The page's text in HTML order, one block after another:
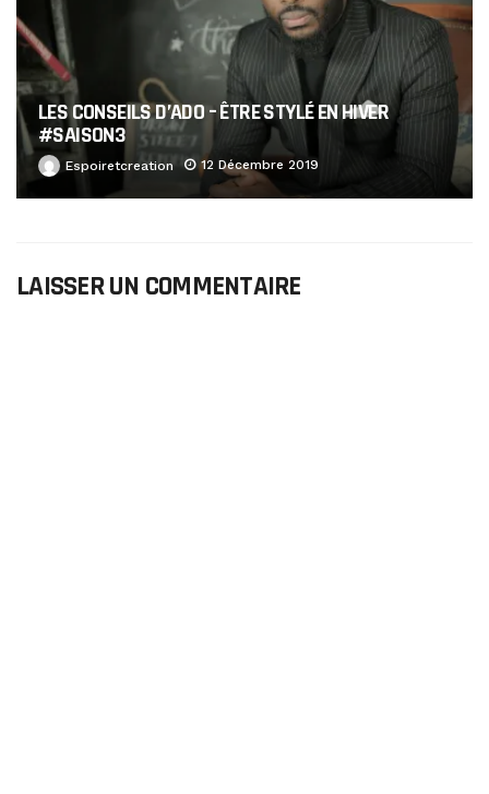
LES CONSEILS D’ADO – ÊTRE STYLÉ EN HIVER
#SAISON3
Espoiretcreation 12 Décembre 2019
LAISSER UN COMMENTAIRE